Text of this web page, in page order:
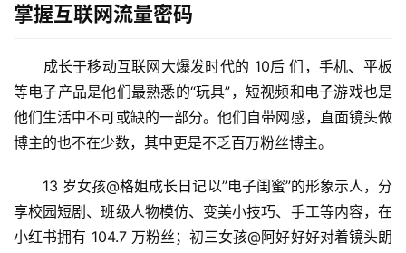
掌握互联网流量密码
成长于移动互联网大爆发时代的 10后 们，手机、平板
等电子产品是他们最熟悉的“玩具”，短视频和电子游戏也是
他们生活中不可或缺的一部分。他们自带网感，直面镜头做
博主的也不在少数，其中更是不乏百万粉丝博主。
13 岁女孩@格姐成长日记以”电子闺蜜”的形象示人，分
享校园短剧、班级人物模仿、变美小技巧、手工等内容，在
小红书拥有 104.7 万粉丝；初三女孩@阿好好好对着镜头朗